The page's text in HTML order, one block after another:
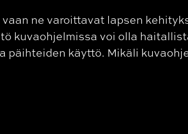
ne varoittavat lapsen
kuvaohjelmissa voi olla
päihteiden käyttö. Mikäli